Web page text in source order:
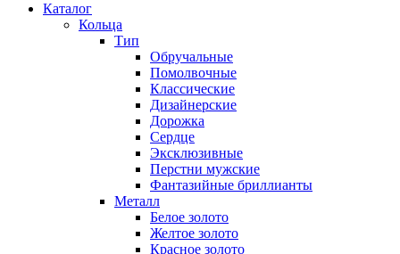
Каталог
Кольца
Тип
Обручальные
Помолвочные
Классические
Дизайнерские
Дорожка
Сердце
Эксклюзивные
Перстни мужские
Фантазийные бриллианты
Металл
Белое золото
Желтое золото
Красное золото